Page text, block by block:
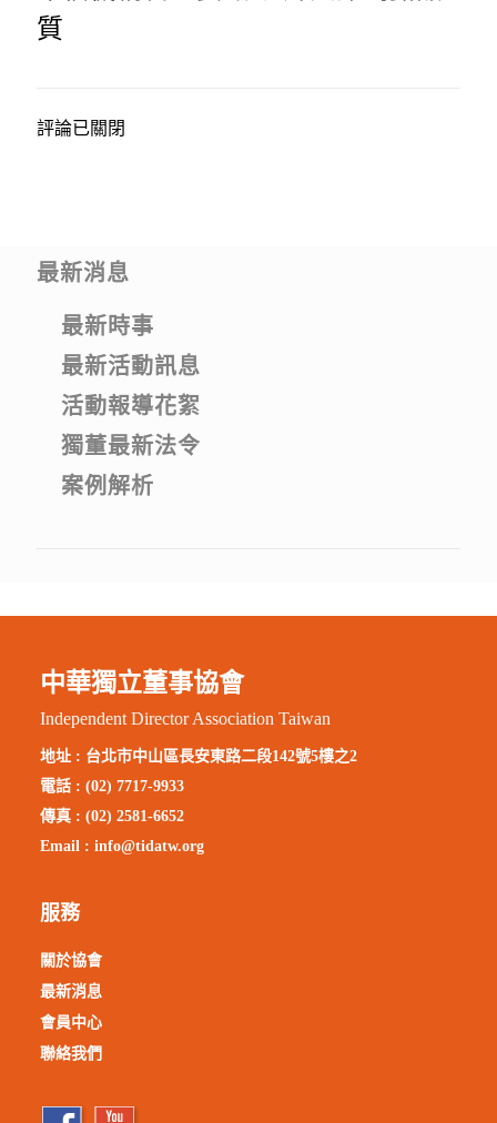
質
評論已關閉
最新消息
最新時事
最新活動訊息
活動報導花絮
獨董最新法令
案例解析
中華獨立董事協會
Independent Director Association Taiwan
地址 : 台北市中山區長安東路二段142號5樓之2
電話 : (02) 7717-9933
傳真 : (02) 2581-6652
Email :info@tidatw.org
服務
關於協會
最新消息
會員中心
聯絡我們